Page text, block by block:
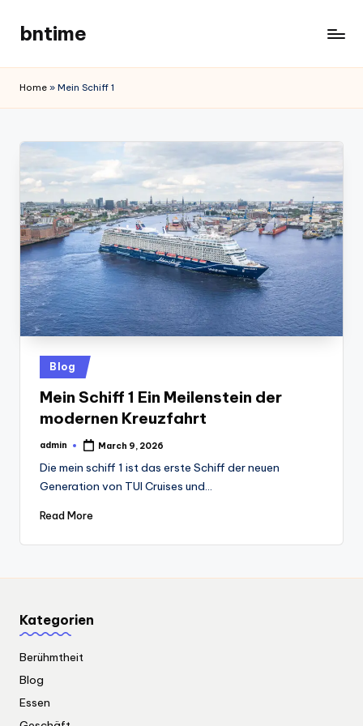
content
bntime
Home » Mein Schiff 1
Posted
in
Blog
Mein Schiff 1 Ein Meilenstein der
modernen Kreuzfahrt
Posted
admin March 9, 2026
Die mein schiff 1 ist das erste Schiff der neuen
Generation von TUI Cruises und…
Read More
Kategorien
Berühmtheit
Blog
Essen